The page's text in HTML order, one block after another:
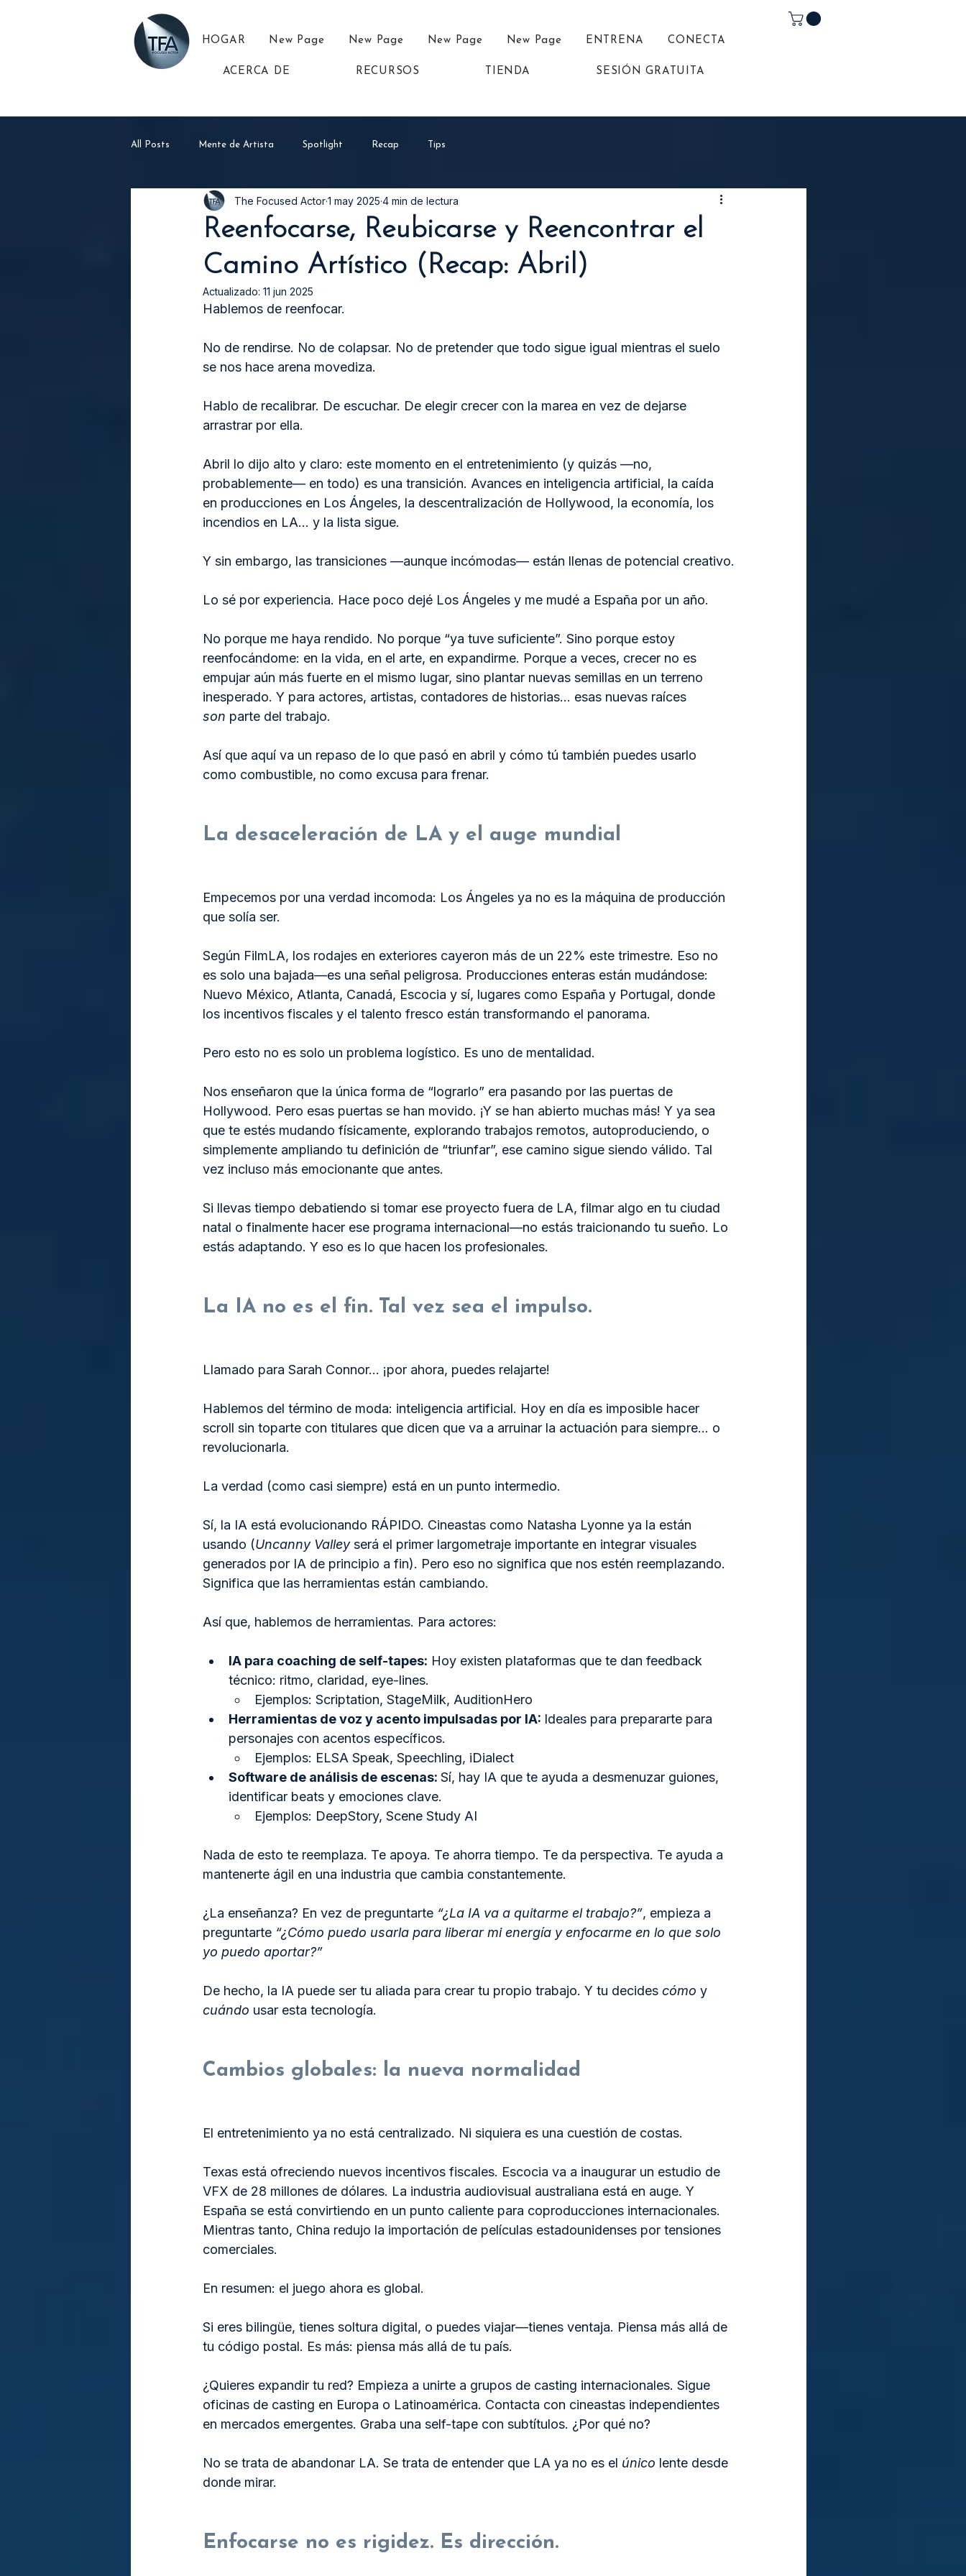
HOGAR New Page New Page New Page New Page ENTRENA CONECTA
ACERCA DE RECURSOS TIENDA SESIÓN GRATUITA
All Posts Mente de Artista Spotlight Recap Tips
Reenfocarse, Reubicarse y Reencontrar el
Camino Artístico (Recap: Abril)
The Focused Actor1 may 2025 4 min de lectura
Actualizado: 11 jun 2025
Hablemos de reenfocar.
No de rendirse. No de colapsar. No de pretender que todo sigue igual mientras el suelo
se nos hace arena movediza.
Hablo de recalibrar. De escuchar. De elegir crecer con la marea en vez de dejarse
arrastrar por ella.
Abril lo dijo alto y claro: este momento en el entretenimiento (y quizás —no,
probablemente— en todo) es una transición. Avances en inteligencia artificial, la caída
en producciones en Los Ángeles, la descentralización de Hollywood, la economía, los
incendios en LA… y la lista sigue.
Y sin embargo, las transiciones —aunque incómodas— están llenas de potencial creativo.
Lo sé por experiencia. Hace poco dejé Los Ángeles y me mudé a España por un año.
No porque me haya rendido. No porque “ya tuve suficiente”. Sino porque estoy
reenfocándome: en la vida, en el arte, en expandirme. Porque a veces, crecer no es
empujar aún más fuerte en el mismo lugar, sino plantar nuevas semillas en un terreno
inesperado. Y para actores, artistas, contadores de historias… esas nuevas raíces
son parte del trabajo.
Así que aquí va un repaso de lo que pasó en abril y cómo tú también puedes usarlo
como combustible, no como excusa para frenar.
La desaceleración de LA y el auge mundial
Empecemos por una verdad incomoda: Los Ángeles ya no es la máquina de producción
que solía ser.
Según FilmLA, los rodajes en exteriores cayeron más de un 22% este trimestre. Eso no
es solo una bajada—es una señal peligrosa. Producciones enteras están mudándose:
Nuevo México, Atlanta, Canadá, Escocia y sí, lugares como España y Portugal, donde
los incentivos fiscales y el talento fresco están transformando el panorama.
Pero esto no es solo un problema logístico. Es uno de mentalidad.
Nos enseñaron que la única forma de “lograrlo” era pasando por las puertas de
Hollywood. Pero esas puertas se han movido. ¡Y se han abierto muchas más! Y ya sea
que te estés mudando físicamente, explorando trabajos remotos, autoproduciendo, o
simplemente ampliando tu definición de “triunfar”, ese camino sigue siendo válido. Tal
vez incluso más emocionante que antes.
Si llevas tiempo debatiendo si tomar ese proyecto fuera de LA, filmar algo en tu ciudad
natal o finalmente hacer ese programa internacional—no estás traicionando tu sueño. Lo
estás adaptando. Y eso es lo que hacen los profesionales.
La IA no es el fin. Tal vez sea el impulso.
Llamado para Sarah Connor… ¡por ahora, puedes relajarte!
Hablemos del término de moda: inteligencia artificial. Hoy en día es imposible hacer
scroll sin toparte con titulares que dicen que va a arruinar la actuación para siempre… o
revolucionarla.
La verdad (como casi siempre) está en un punto intermedio.
Sí, la IA está evolucionando RÁPIDO. Cineastas como Natasha Lyonne ya la están
usando (Uncanny Valley será el primer largometraje importante en integrar visuales
generados por IA de principio a fin). Pero eso no significa que nos estén reemplazando.
Significa que las herramientas están cambiando.
Así que, hablemos de herramientas. Para actores:
IA para coaching de self-tapes: Hoy existen plataformas que te dan feedback
técnico: ritmo, claridad, eye-lines.
Ejemplos: Scriptation, StageMilk, AuditionHero
Herramientas de voz y acento impulsadas por IA: Ideales para prepararte para
personajes con acentos específicos.
Ejemplos: ELSA Speak, Speechling, iDialect
Software de análisis de escenas: Sí, hay IA que te ayuda a desmenuzar guiones,
identificar beats y emociones clave.
Ejemplos: DeepStory, Scene Study AI
Nada de esto te reemplaza. Te apoya. Te ahorra tiempo. Te da perspectiva. Te ayuda a
mantenerte ágil en una industria que cambia constantemente.
¿La enseñanza? En vez de preguntarte “¿La IA va a quitarme el trabajo?”, empieza a
preguntarte “¿Cómo puedo usarla para liberar mi energía y enfocarme en lo que solo
yo puedo aportar?”
De hecho, la IA puede ser tu aliada para crear tu propio trabajo. Y tu decides cómo y
cuándo usar esta tecnología.
Cambios globales: la nueva normalidad
El entretenimiento ya no está centralizado. Ni siquiera es una cuestión de costas.
Texas está ofreciendo nuevos incentivos fiscales. Escocia va a inaugurar un estudio de
VFX de 28 millones de dólares. La industria audiovisual australiana está en auge. Y
España se está convirtiendo en un punto caliente para coproducciones internacionales.
Mientras tanto, China redujo la importación de películas estadounidenses por tensiones
comerciales.
En resumen: el juego ahora es global.
Si eres bilingüe, tienes soltura digital, o puedes viajar—tienes ventaja. Piensa más allá de
tu código postal. Es más: piensa más allá de tu país.
¿Quieres expandir tu red? Empieza a unirte a grupos de casting internacionales. Sigue
oficinas de casting en Europa o Latinoamérica. Contacta con cineastas independientes
en mercados emergentes. Graba una self-tape con subtítulos. ¿Por qué no?
No se trata de abandonar LA. Se trata de entender que LA ya no es el único lente desde
donde mirar.
Enfocarse no es rigidez. Es dirección.